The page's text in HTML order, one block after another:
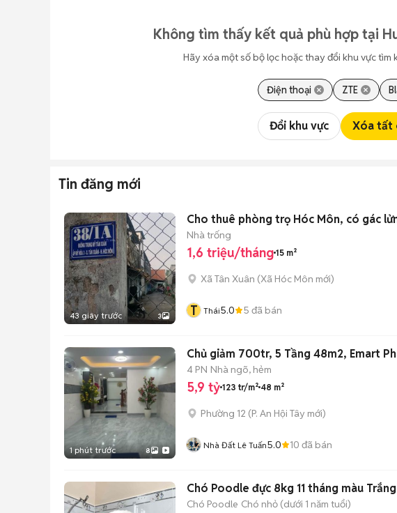
Không tìm thấy kết quả phù hợp tại
Hãy xóa một số bộ lọc hoặc thay đổi khu vực tìm
Điện thoại ZTE
Đổi khu vực Xóa tất
Tin đăng mới
43 giây trước 3
Cho thuê phòng trọ Hóc Môn, có gác
Nhà trống
1,6 triệu/tháng 15 m²
Xã Tân Xuân (Xã Hóc Môn mới)
T Thái5.0 5 đã bán
1 phút trước 8
Chủ giảm 700tr, 5 Tầng 48m2, Emart
4 PN Nhà ngõ, hẻm
5,9 tỷ 123 tr/m² 48 m²
Phường 12 (P. An Hội Tây mới)
Nhà Đất Lê Tuấn5.0 10 đã bán
Chó Poodle đực 8kg 11 tháng màu Trắng
Chó Poodle Chó nhỏ (dưới 1 năm tuổi)